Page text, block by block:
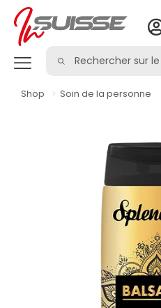
Shop > Soin de la personne